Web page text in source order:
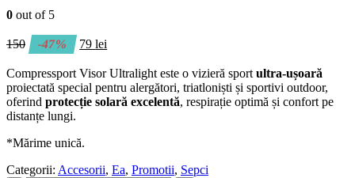
0 out of 5
150 -47% 79lei
Compressport Visor Ultralight este o vizieră sport ultra-ușoară
proiectată special pentru alergători, triatloniști și sportivi outdoor,
oferind protecție solară excelentă, respirație optimă și confort pe
distanțe lungi.
*Mărime unică.
Categorii: Accesorii, Ea, Promotii, Sepci